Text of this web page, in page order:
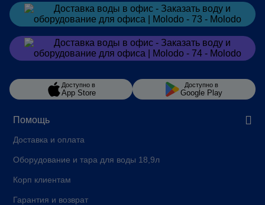
Помощь
Доставка и оплата
Оборудование и тара для воды 18,9л
Корп клиентам
Гарантия и возврат
Заказать в Telegram
Заказатьв Viber
Доступно в
App Store
Доступно в
Google Play